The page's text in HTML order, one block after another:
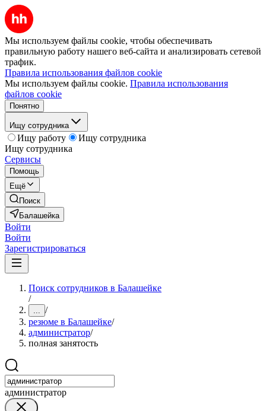
Мы используем файлы cookie, чтобы обеспечивать
правильную работу нашего веб-сайта и анализировать сетевой
трафик.
Правила использования файлов cookie
Мы используем файлы cookie. Правила использования
файлов cookie
Понятно
Ищу сотрудника
Ищу работу
Ищу сотрудника
Ищу сотрудника
Сервисы
Помощь
Ещё
Поиск
Балашейка
Войти
Войти
Зарегистрироваться
Поиск сотрудников в Балашейке
/
... /
резюме в Балашейке/
администратор/
полная занятость
администратор